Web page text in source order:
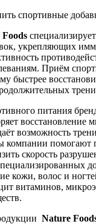
спортивные
укрепляющих
Приём
быстрее
питания
восстановление
возможность
компании помогают
скорость
кожи, волос и
витаминов,
Nature